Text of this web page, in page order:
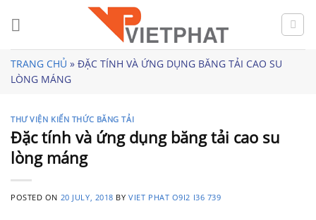
TRANG CHỦ » ĐẶC TÍNH VÀ ỨNG DỤNG BĂNG TẢI CAO SU
LÒNG MÁNG
THƯ VIỆN KIẾN THỨC BĂNG TẢI
Đặc tính và ứng dụng băng tải cao su
lòng máng
POSTED ON 20 JULY, 2018 BYVIET PHAT O9I2 I36 739